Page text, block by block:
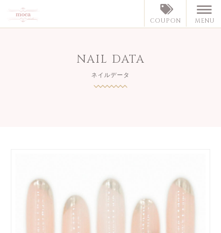
COUPON MENU
NAIL DATA
ネイルデータ